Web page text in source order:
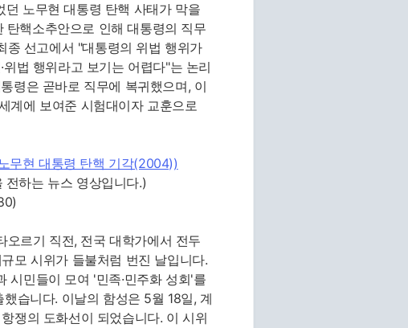
노무현 대통령 탄핵 사태가 막을
핵소추안으로 인해 대통령의 직무
종 선고에서 "대통령의 위법 행위가
법 행위라고 보기는 어렵다"는 논리
령은 곧바로 직무에 복귀했으며, 이
계에 보여준 시험대이자 교훈으로
무현 대통령 탄핵 기각(2004))
하는 뉴스 영상입니다.)
오르기 직전, 전국 대학가에서 전두
모 시위가 들불처럼 번진 날입니다.
시민들이 모여 '민족·민주화 성회'를
습니다. 이날의 함성은 5월 18일, 계
쟁의 도화선이 되었습니다. 이 시위